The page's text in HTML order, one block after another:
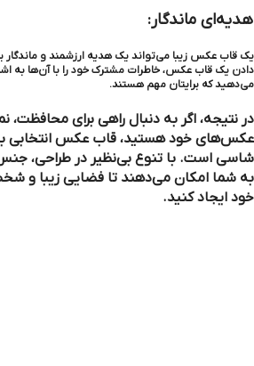
هدیه‌ای ماندگار:
یک قاب عکس زیبا می‌تواند یک هدیه ارزشمند و ماندگار
دادن یک قاب عکس، خاطرات مشترک خود را با آن‌ها به
می‌دهید که برایتان مهم هستند.
در نتیجه، اگر به دنبال راهی برای
عکس‌های خود هستید، قاب عکس انتخابی
شاسی است. با تنوع بی‌نظیر در طراحی،
به شما امکان می‌دهند تا فضایی زیبا و
خود ایجاد کنید.